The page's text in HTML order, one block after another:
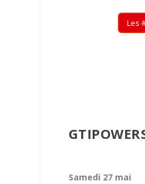
Les
Samedi 27 mai